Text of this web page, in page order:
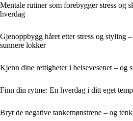
Mentale rutiner som forebygger stress og
hverdag
Gjenoppbygg håret etter stress og styling
sunnere lokker
Kjenn dine rettigheter i helsevesenet – og
Finn din rytme: En hverdag i ditt eget
Bryt de negative tankemønstrene – og